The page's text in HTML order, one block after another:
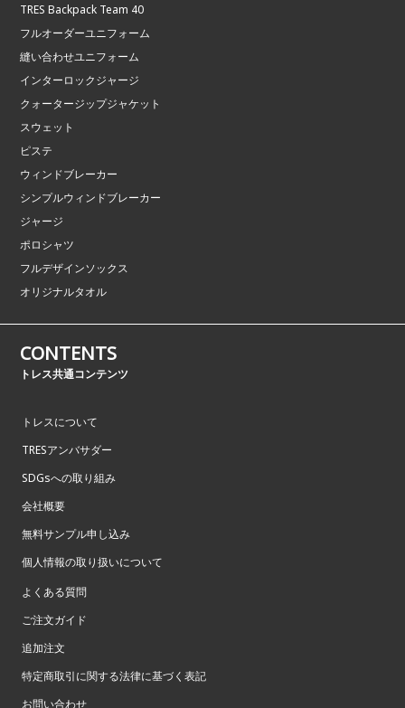
TRES Backpack Team 40
フルオーダーユニフォーム
縫い合わせユニフォーム
インターロックジャージ
クォータージップジャケット
スウェット
ピステ
ウィンドブレーカー
シンプルウィンドブレーカー
ジャージ
ポロシャツ
フルデザインソックス
オリジナルタオル
CONTENTS
トレス共通コンテンツ
トレスについて
TRESアンバサダー
SDGsへの取り組み
会社概要
無料サンプル申し込み
個人情報の取り扱いについて
よくある質問
ご注文ガイド
追加注文
特定商取引に関する法律に基づく表記
お問い合わせ